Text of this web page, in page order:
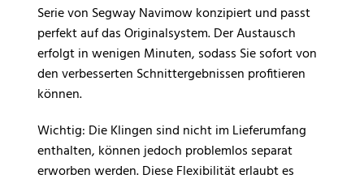
Serie von Segway Navimow konzipiert und passt
perfekt auf das Originalsystem. Der Austausch
erfolgt in wenigen Minuten, sodass Sie sofort von
den verbesserten Schnittergebnissen profitieren
können.
Wichtig: Die Klingen sind nicht im Lieferumfang
enthalten, können jedoch problemlos separat
erworben werden. Diese Flexibilität erlaubt es